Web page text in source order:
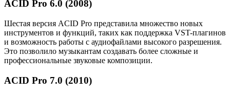
ACID Pro 6.0 (2008)
Шестая версия ACID Pro представила множество новых
инструментов и функций, таких как поддержка VST-плагинов
и возможность работы с аудиофайлами высокого разрешения.
Это позволило музыкантам создавать более сложные и
профессиональные звуковые композиции.
ACID Pro 7.0 (2010)